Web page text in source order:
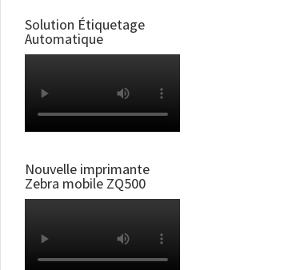
Solution Étiquetage
Automatique
Nouvelle imprimante
Zebra mobile ZQ500